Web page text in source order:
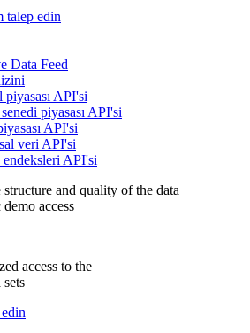
talep edin
Data Feed
piyasası API'si
piyasası API'si
API'si
veri API'si
endeksleri API'si
structure and quality of the data
access
access to the